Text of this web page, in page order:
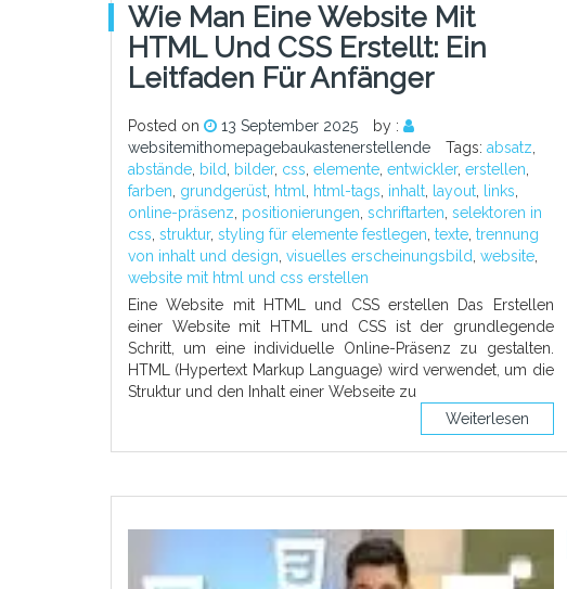
Wie Man Eine Website Mit
HTML Und CSS Erstellt: Ein
Leitfaden Für Anfänger
Posted on 13 September 2025
by :
websitemithomepagebaukastenerstellende
Tags: absatz
abstände bild bilder, css elemente entwickler, erstellen
farben grundgerüst html html-tags inhalt layout links
online-präsenz positionierungen schriftarten selektoren in
css struktur, styling für elemente festlegen texte trennung
von inhalt und design visuelles erscheinungsbild website
website mit html und css erstellen
Eine Website mit HTML und CSS erstellen Das Erstellen
einer Website mit HTML und CSS ist der grundlegende
Schritt, um eine individuelle Online-Präsenz zu gestalten.
HTML (Hypertext Markup Language) wird verwendet, um die
Struktur und den Inhalt einer Webseite zu
Weiterlesen